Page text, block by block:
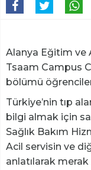
Alanya Eğitim ve
Tsaam Campus
bölümü
Türkiye’nin tıp
bilgi almak için
Sağlık Bakım
Acil servisin ve
anlatılarak